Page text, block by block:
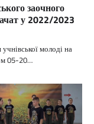
заочного
у 2022/2023
молоді на
05-20…